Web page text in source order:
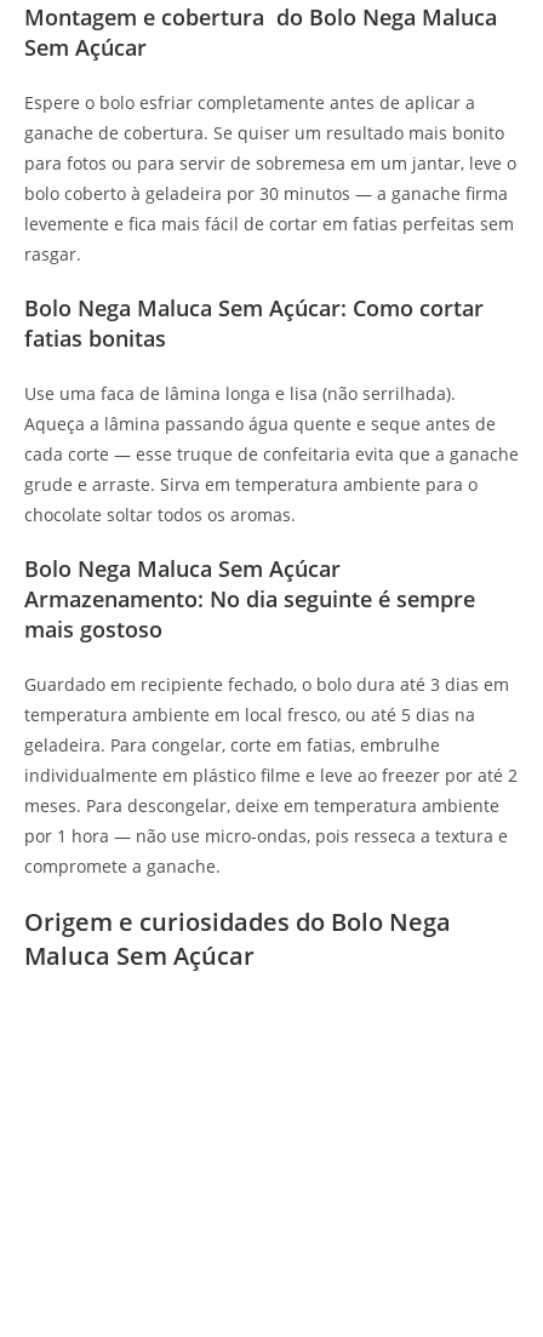
Montagem e cobertura do Bolo Nega Maluca
Sem Açúcar
Espere o bolo esfriar completamente antes de aplicar a
ganache de cobertura. Se quiser um resultado mais bonito
para fotos ou para servir de sobremesa em um jantar, leve o
bolo coberto à geladeira por 30 minutos — a ganache firma
levemente e fica mais fácil de cortar em fatias perfeitas sem
rasgar.
Bolo Nega Maluca Sem Açúcar: Como cortar
fatias bonitas
Use uma faca de lâmina longa e lisa (não serrilhada).
Aqueça a lâmina passando água quente e seque antes de
cada corte — esse truque de confeitaria evita que a ganache
grude e arraste. Sirva em temperatura ambiente para o
chocolate soltar todos os aromas.
Bolo Nega Maluca Sem Açúcar
Armazenamento: No dia seguinte é sempre
mais gostoso
Guardado em recipiente fechado, o bolo dura até 3 dias em
temperatura ambiente em local fresco, ou até 5 dias na
geladeira. Para congelar, corte em fatias, embrulhe
individualmente em plástico filme e leve ao freezer por até 2
meses. Para descongelar, deixe em temperatura ambiente
por 1 hora — não use micro-ondas, pois resseca a textura e
compromete a ganache.
Origem e curiosidades do Bolo Nega
Maluca Sem Açúcar